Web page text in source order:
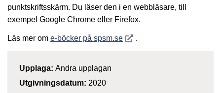
punktskriftsskärm. Du läser den i en webbläsare, till
exempel Google Chrome eller Firefox.
Läs mer om e-böcker på spsm.seÖppnas i nytt fönster
.
Upplaga: Andra upplagan
Utgivningsdatum: 2020